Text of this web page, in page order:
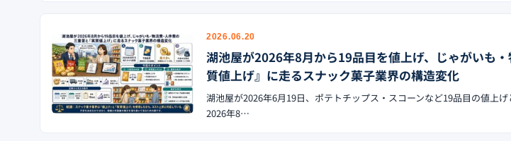
2026.06.20
湖池屋が2026年8月から19品目を値上げ、じゃがいも
質値上げ』に走るスナック菓子業界の構造変化
湖池屋が2026年6月19日、ポテトチップス・スコーンなど19品目の値上げ
2026年8…